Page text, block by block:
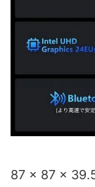
87 × 87 ×